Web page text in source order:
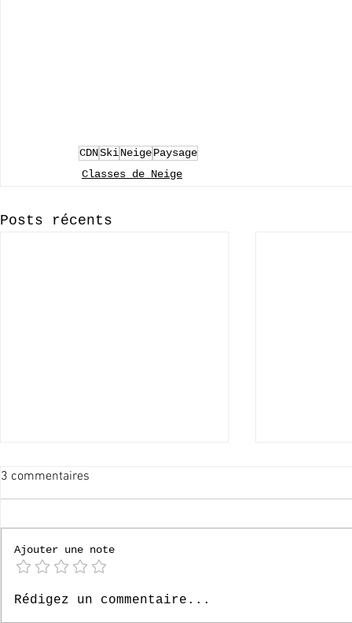
CDNSkiNeigePaysage
Classes de Neige
Posts récents
[CDN2026] Il faut toujours un
3 commentaires
Ajouter une note
Rédigez un commentaire...